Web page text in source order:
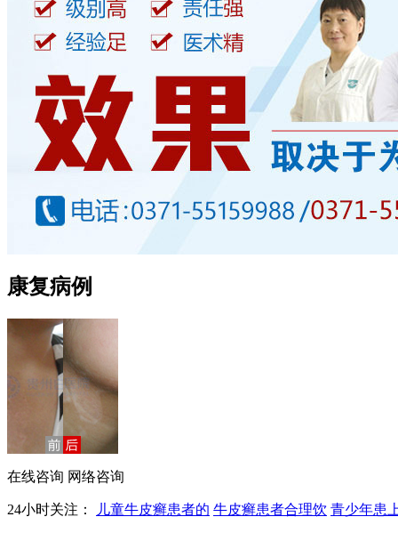
康复病例
在线咨询 网络咨询
24小时关注： 儿童牛皮癣患者的 牛皮癣患者合理饮 青少年患